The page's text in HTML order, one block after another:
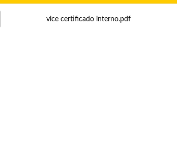
vice certificado interno.pdf